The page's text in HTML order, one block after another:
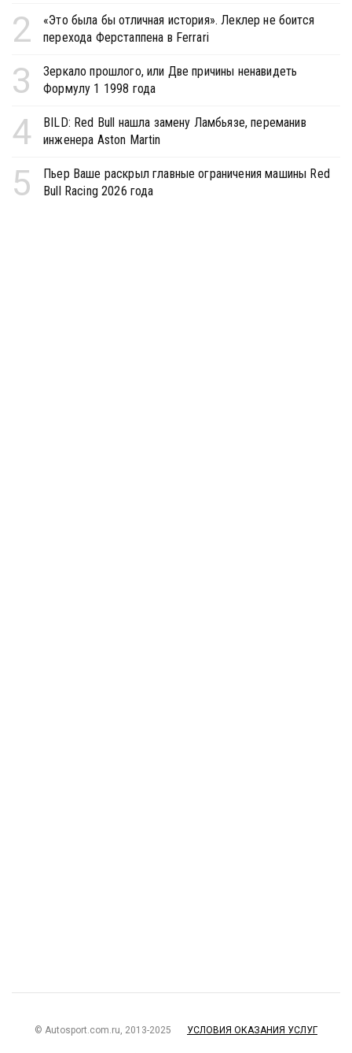
2
«Это была бы отличная история». Леклер не боится
перехода Ферстаппена в Ferrari
3
Зеркало прошлого, или Две причины ненавидеть
Формулу 1 1998 года
4
BILD: Red Bull нашла замену Ламбьязе, переманив
инженера Aston Martin
5
Пьер Ваше раскрыл главные ограничения машины Red
Bull Racing 2026 года
© Autosport.com.ru, 2013-2025 УСЛОВИЯ ОКАЗАНИЯ УСЛУГ